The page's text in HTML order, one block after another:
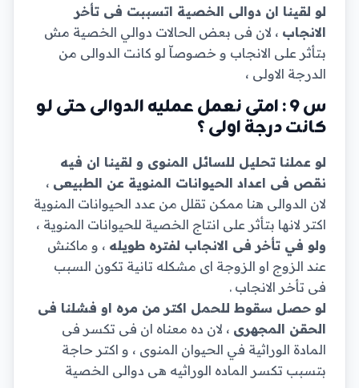
لو لقينا ان دوالى الخصية اتسببت فى تأخر
الانجاب ، لان فى بعض الحالات دوالي الخصية مش
بتأثر على الانجاب و خصوصاّ لو كانت الدوالى من
الدرجة الاولى ،
س 9 : امتى نعمل عمليه الدوالى حتى لو
كانت درجة اولى ؟
لو عملنا تحليل للسائل المنوى و لقينا ان فيه
نقص فى اعداد الحيوانات المنوية عن الطبيعى ،
لان الدوالى هنا ممكن تقلل من عدد الحيوانات المنوية
اكتر لانها بتأثر على انتاج الخصية للحيوانات المنوية ،
ولو في تأخر فى الانجاب لفتره طويله ، و ماكنش
عند الزوج او الزوجة اى مشكله تانية تكون السبب
فى تأخر الانجاب .
لو حصل سقوط للحمل اكتر من مره او فشلنا فى
الحقن المجهرى ، لان ده معناه ان فى تكسر فى
المادة الوراثية في الحيوان المنوى ، و اكتر حاجة
بتسبب تكسر الماده الوراثيه هى دوالى الخصية